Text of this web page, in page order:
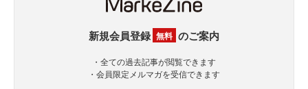
新規会員登録 無料 のご案内
・全ての過去記事が閲覧できます
・会員限定メルマガを受信できます